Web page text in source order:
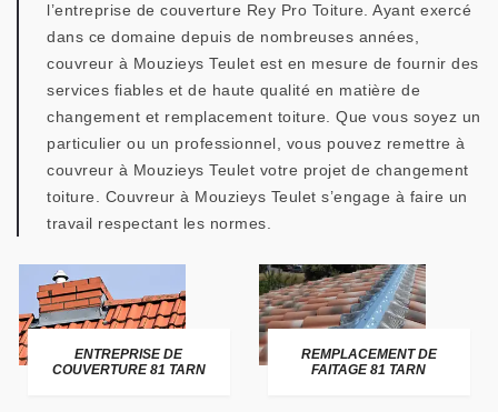
l’entreprise de couverture Rey Pro Toiture. Ayant exercé
dans ce domaine depuis de nombreuses années,
couvreur à Mouzieys Teulet est en mesure de fournir des
services fiables et de haute qualité en matière de
changement et remplacement toiture. Que vous soyez un
particulier ou un professionnel, vous pouvez remettre à
couvreur à Mouzieys Teulet votre projet de changement
toiture. Couvreur à Mouzieys Teulet s’engage à faire un
travail respectant les normes.
ENTREPRISE DE
COUVERTURE 81 TARN
REMPLACEMENT DE
FAITAGE 81 TARN